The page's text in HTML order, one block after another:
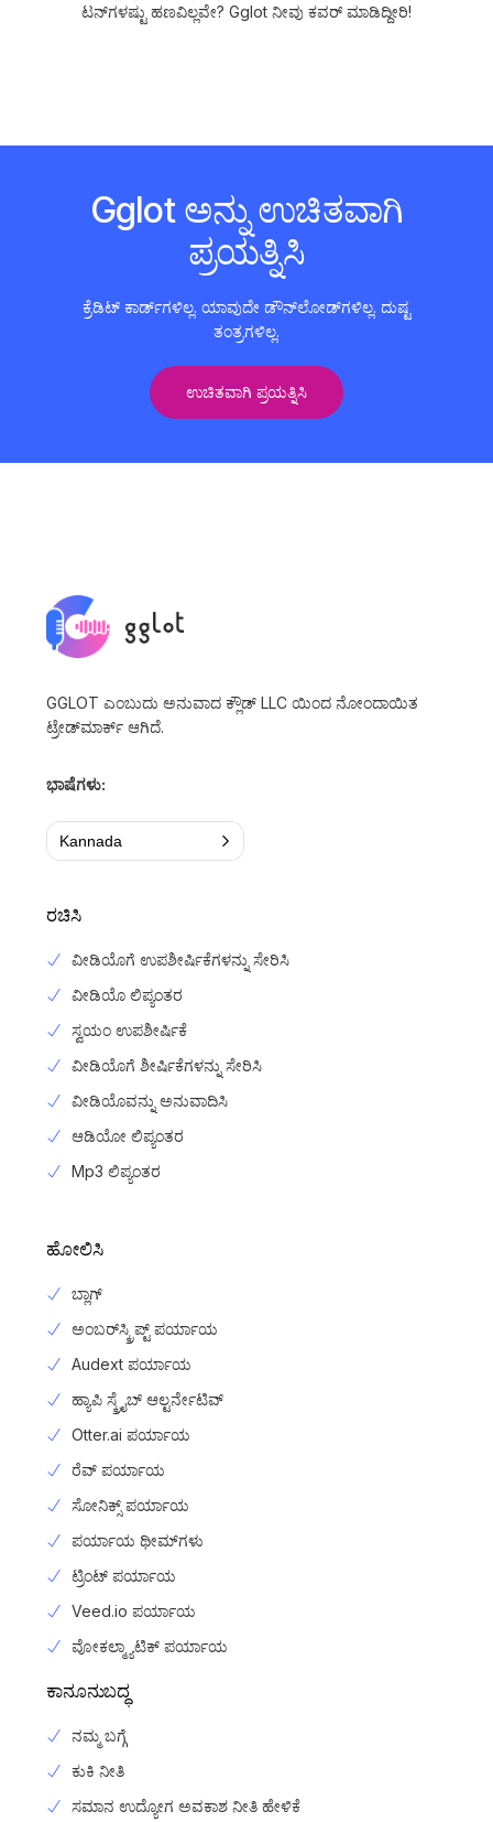
ಟನ್‌ಗಳಷ್ಟು ಹಣವಿಲ್ಲವೇ? Gglot ನೀವು ಕವರ್ ಮಾಡಿದ್ದೀರಿ!
Gglot ಅನ್ನು ಉಚಿತವಾಗಿ
ಪ್ರಯತ್ನಿಸಿ
ಕ್ರೆಡಿಟ್ ಕಾರ್ಡ್‌ಗಳಿಲ್ಲ. ಯಾವುದೇ ಡೌನ್‌ಲೋಡ್‌ಗಳಿಲ್ಲ. ದುಷ್ಟ
ತಂತ್ರಗಳಿಲ್ಲ.
ಉಚಿತವಾಗಿ ಪ್ರಯತ್ನಿಸಿ
GGLOT ಎಂಬುದು ಅನುವಾದ ಕ್ಲೌಡ್ LLC ಯಿಂದ ನೋಂದಾಯಿತ
ಟ್ರೇಡ್‌ಮಾರ್ಕ್ ಆಗಿದೆ.
ಭಾಷೆಗಳು:
Kannada
ರಚಿಸಿ
ವೀಡಿಯೊಗೆ ಉಪಶೀರ್ಷಿಕೆಗಳನ್ನು ಸೇರಿಸಿ
ವೀಡಿಯೊ ಲಿಪ್ಯಂತರ
ಸ್ವಯಂ ಉಪಶೀರ್ಷಿಕೆ
ವೀಡಿಯೊಗೆ ಶೀರ್ಷಿಕೆಗಳನ್ನು ಸೇರಿಸಿ
ವೀಡಿಯೊವನ್ನು ಅನುವಾದಿಸಿ
ಆಡಿಯೋ ಲಿಪ್ಯಂತರ
Mp3 ಲಿಪ್ಯಂತರ
ಹೋಲಿಸಿ
ಬ್ಲಾಗ್
ಅಂಬರ್‌ಸ್ಕ್ರಿಪ್ಟ್ ಪರ್ಯಾಯ
Audext ಪರ್ಯಾಯ
ಹ್ಯಾಪಿ ಸ್ಕ್ರೈಬ್ ಆಲ್ಟರ್ನೇಟಿವ್
Otter.ai ಪರ್ಯಾಯ
ರೆವ್ ಪರ್ಯಾಯ
ಸೋನಿಕ್ಸ್ ಪರ್ಯಾಯ
ಪರ್ಯಾಯ ಥೀಮ್‌ಗಳು
ಟ್ರಿಂಟ್ ಪರ್ಯಾಯ
Veed.io ಪರ್ಯಾಯ
ವೋಕಲ್ಮ್ಯಾಟಿಕ್ ಪರ್ಯಾಯ
ಕಾನೂನುಬದ್ಧ
ನಮ್ಮ ಬಗ್ಗೆ
ಕುಕಿ ನೀತಿ
ಸಮಾನ ಉದ್ಯೋಗ ಅವಕಾಶ ನೀತಿ ಹೇಳಿಕೆ